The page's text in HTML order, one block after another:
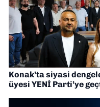
Konak’ta siyasi
üyesi YENİ Parti’ye